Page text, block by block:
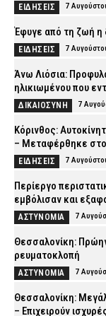
ΕΙΔΗΣΕΙΣ 7
Έφυγε από τη ζωή η
ΕΙΔΗΣΕΙΣ 7
Άνω Λιόσια:
ηλικιωμένου που
ΔΙΚΑΙΟΣΥΝΗ 7
Κόρινθος:
– Μεταφέρθηκε
ΕΙΔΗΣΕΙΣ 7
Περίεργο
εμβόλισαν και
ΑΣΤΥΝΟΜΙΑ 7
Θεσσαλονίκη:
ρευματοκλοπή
ΑΣΤΥΝΟΜΙΑ 7
Θεσσαλονίκη:
– Επιχειρούν